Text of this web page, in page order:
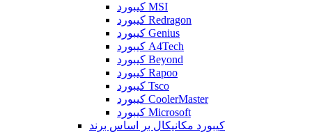
کیبورد MSI
کیبورد Redragon
کیبورد Genius
کیبورد A4Tech
کیبورد Beyond
کیبورد Rapoo
کیبورد Tsco
کیبورد CoolerMaster
کیبورد Microsoft
کیبورد مکانیکال بر اساس برند